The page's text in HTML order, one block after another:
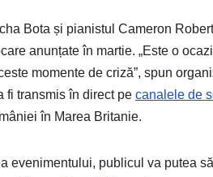
Bota și pianistul Cameron
anunțate în martie. „Este o
momente de criză”, spun
fi transmis în direct pe canalele de
în Marea Britanie.
evenimentului, publicul va putea